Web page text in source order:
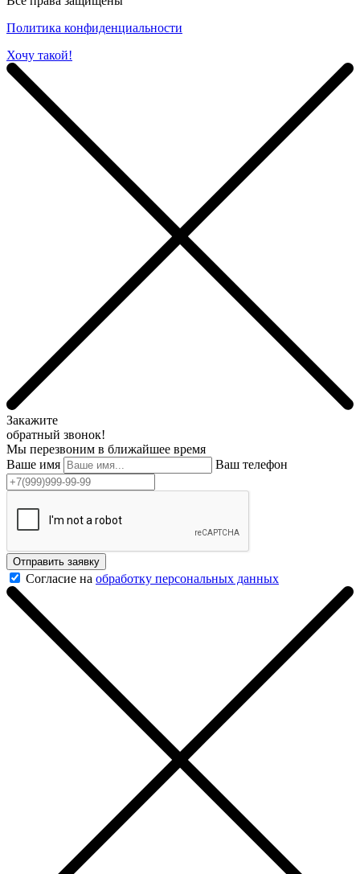
Политика конфиденциальности
Хочу такой!
Закажите
обратный звонок!
Мы перезвоним в ближайшее время
Ваше имя
Ваш телефон
Отправить заявку
Согласие на обработку персональных данных